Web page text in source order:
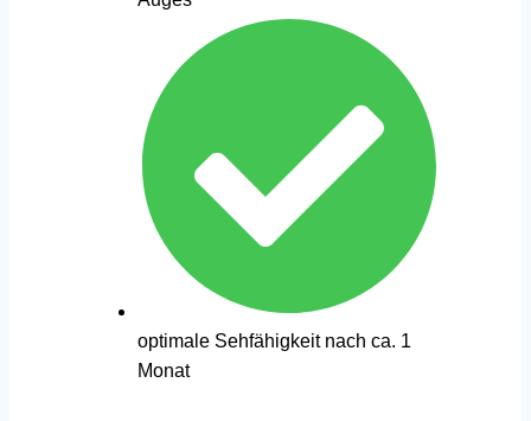
optimale Sehfähigkeit nach ca. 1
Monat